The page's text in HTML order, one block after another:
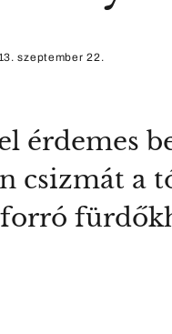
szeptember 22.
érdemes
csizmát a